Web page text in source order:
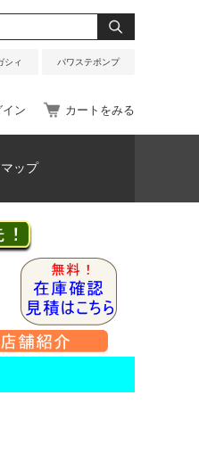
シィ パワステポンプ
ン カートをみる
ップ